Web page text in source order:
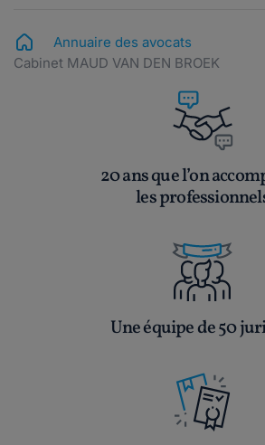
Annuaire des avocats
Cabinet MAUD VAN DEN BROEK
20 ans que l’on
les
Une équipe de 50